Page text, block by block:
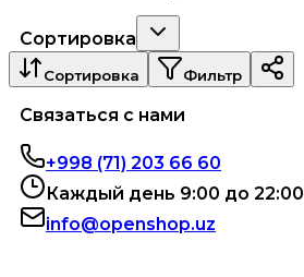
Сортировка
Сортировка Фильтр
Связаться с нами
+998 (71) 203 66 60
Каждый день 9:00 до 22:00
info@openshop.uz